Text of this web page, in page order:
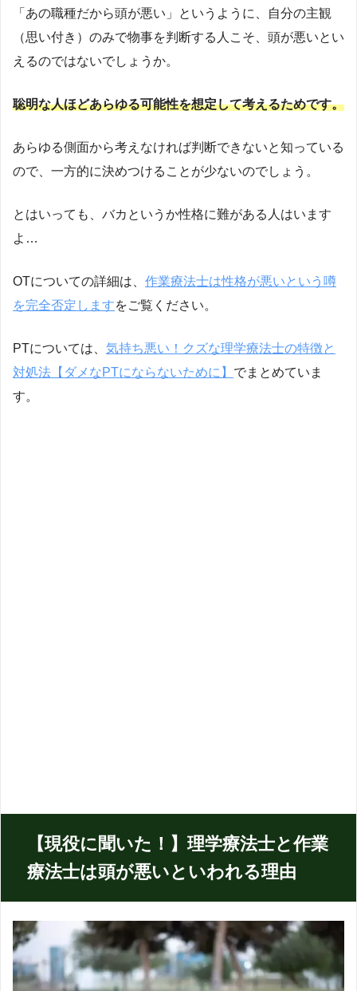
「あの職種だから頭が悪い」というように、自分の主観
（思い付き）のみで物事を判断する人こそ、頭が悪いとい
えるのではないでしょうか。
聡明な人ほどあらゆる可能性を想定して考えるためです。
あらゆる側面から考えなければ判断できないと知っている
ので、一方的に決めつけることが少ないのでしょう。
とはいっても、バカというか性格に難がある人はいます
よ…
OTについての詳細は、 作業療法士は性格が悪いという噂
を完全否定しますをご覧ください。
PTについては、 気持ち悪い！クズな理学療法士の特徴と
対処法【ダメなPTにならないために】 でまとめていま
す。
【現役に聞いた！】理学療法士と作業
療法士は頭が悪いといわれる理由